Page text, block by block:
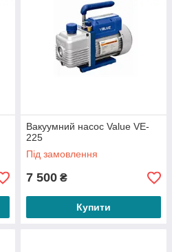
Вакуумний насос Value VE-
225
Під замовлення
7 500 ₴
Купити